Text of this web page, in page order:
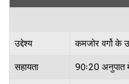
उद्देश्य कमजोर वर्गो के
सहायता 90ः20 अनुपात